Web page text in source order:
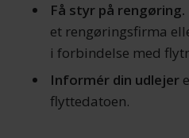
Få styr på rengøring.
et rengøringsfirma
i forbindelse med
Informér din udlejer
flyttedatoen.